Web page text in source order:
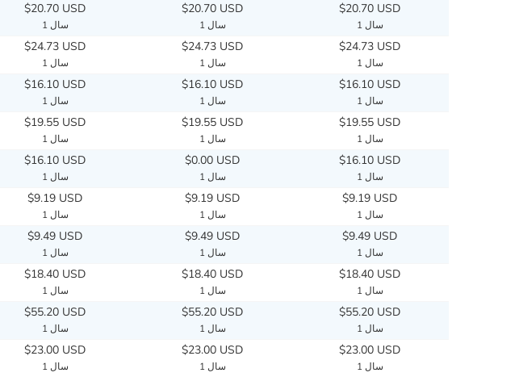
$20.70 USD
1 سال
$20.70 USD
1 سال
$20.70 USD
1 سال
$24.73 USD
1 سال
$24.73 USD
1 سال
$24.73 USD
1 سال
$16.10 USD
1 سال
$16.10 USD
1 سال
$16.10 USD
1 سال
$19.55 USD
1 سال
$19.55 USD
1 سال
$19.55 USD
1 سال
$16.10 USD
1 سال
$0.00 USD
1 سال
$16.10 USD
1 سال
$9.19 USD
1 سال
$9.19 USD
1 سال
$9.19 USD
1 سال
$9.49 USD
1 سال
$9.49 USD
1 سال
$9.49 USD
1 سال
$18.40 USD
1 سال
$18.40 USD
1 سال
$18.40 USD
1 سال
$55.20 USD
1 سال
$55.20 USD
1 سال
$55.20 USD
1 سال
$23.00 USD
1 سال
$23.00 USD
1 سال
$23.00 USD
1 سال